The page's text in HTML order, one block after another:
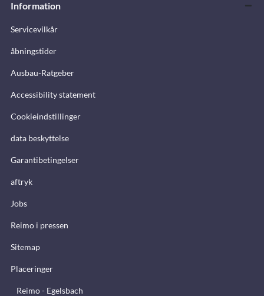
Information
Servicevilkår
åbningstider
Ausbau-Ratgeber
Accessibility statement
Cookieindstillinger
data beskyttelse
Garantibetingelser
aftryk
Jobs
Reimo i pressen
Sitemap
Placeringer
Reimo - Egelsbach